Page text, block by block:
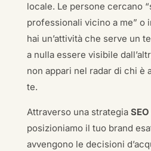
locale. Le persone cercano
professionali vicino a me” o
hai un’attività che serve un
a nulla essere visibile
non appari nel radar di chi è
te.
Attraverso una strategia SEO
posizioniamo il tuo brand
avvengono le decisioni